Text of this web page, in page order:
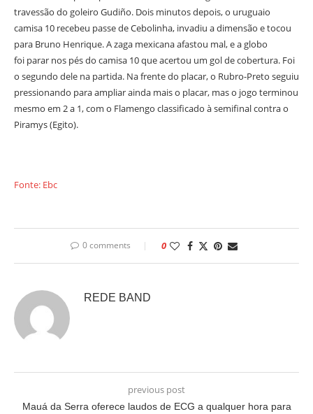
travessão do goleiro Gudiño. Dois minutos depois, o uruguaio
camisa 10 recebeu passe de Cebolinha, invadiu a dimensão e tocou
para Bruno Henrique. A zaga mexicana afastou mal, e a globo
foi parar nos pés do camisa 10 que acertou um gol de cobertura. Foi
o segundo dele na partida. Na frente do placar, o Rubro-Preto seguiu
pressionando para ampliar ainda mais o placar, mas o jogo terminou
mesmo em 2 a 1, com o Flamengo classificado à semifinal contra o
Piramys (Egito).
Fonte: Ebc
0 comments 0
REDE BAND
previous post
Mauá da Serra oferece laudos de ECG a qualquer hora para